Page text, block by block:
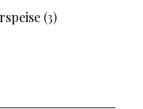
(3)